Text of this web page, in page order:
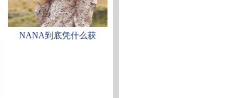
NANA到底凭什么获